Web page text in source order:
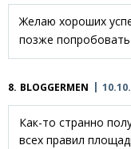
Желаю хороших
позже
8. BLOGGERMEN
Как-то странно
всех правил